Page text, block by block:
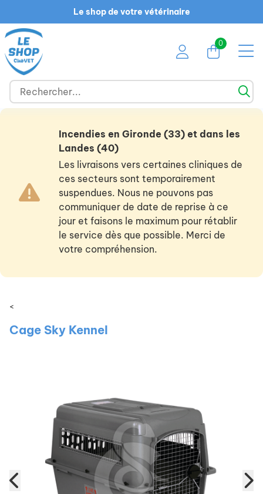
Le shop de votre vétérinaire
0
Incendies en Gironde (33) et dans les
Landes (40)
Les livraisons vers certaines cliniques de
ces secteurs sont temporairement
suspendues. Nous ne pouvons pas
communiquer de date de reprise à ce
jour et faisons le maximum pour rétablir
le service dès que possible. Merci de
votre compréhension.
<
Cage Sky Kennel